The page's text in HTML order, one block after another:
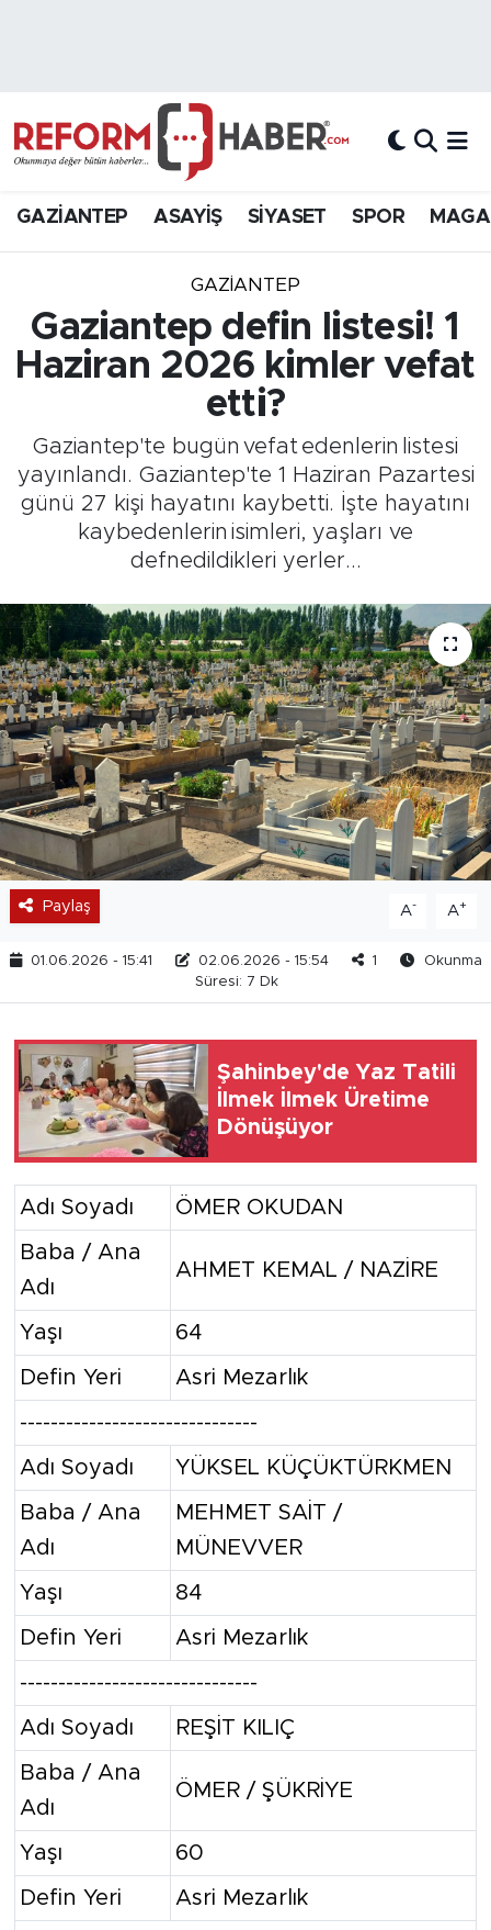
GAZİANTEP ASAYİŞ SİYASET SPOR
GAZIANTEP
Gaziantep defin listesi! 1
Haziran 2026 kimler vefat
etti?
Gaziantep'te bugün vefat edenlerin listesi
yayınlandı. Gaziantep'te 1 Haziran Pazartesi
günü 27 kişi hayatını kaybetti. İşte hayatını
kaybedenlerin isimleri, yaşları ve
defnedildikleri yerler...
Paylaş A- A+
01.06.2026 - 15:41 02.06.2026 - 15:54 1
Okunma
Süresi: 7 Dk
Şahinbey'de Yaz Tatili
İlmek İlmek Üretime
Dönüşüyor
Adı Soyadı ÖMER OKUDAN
Baba / Ana
Adı
AHMET KEMAL / NAZİRE
Yaşı 64
Defin Yeri Asri Mezarlık
-------------------------------
Adı Soyadı YÜKSEL KÜÇÜKTÜRKMEN
Baba / Ana
Adı
MEHMET SAİT /
MÜNEVVER
Yaşı 84
Defin Yeri Asri Mezarlık
-------------------------------
Adı Soyadı REŞİT KILIÇ
Baba / Ana
Adı
ÖMER / ŞÜKRİYE
Yaşı 60
Defin Yeri Asri Mezarlık
Hava Durumu
Süper Lig Puan Durumu ve Fikstür
Tüm Manşetler
Son Dakika Haberleri